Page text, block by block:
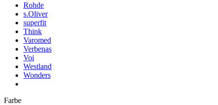
Rohde
s.Oliver
superfit
Think
Varomed
Verbenas
Voi
Westland
Wonders
Farbe